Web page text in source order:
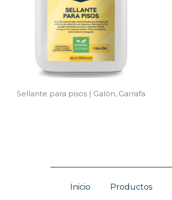
Sellante para pisos | Galón, Garrafa
Inicio Productos